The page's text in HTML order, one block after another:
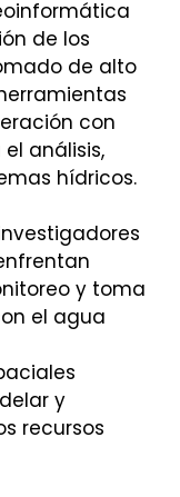
de los
de alto
con
análisis,
hídricos.
y toma
el agua
y
recursos